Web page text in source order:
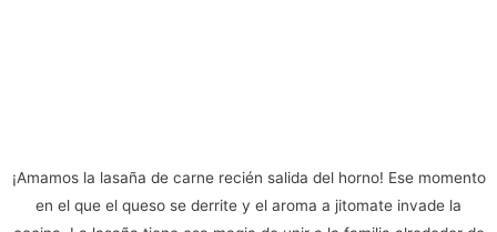
¡Amamos la lasaña de carne recién salida del horno! Ese momento
en el que el queso se derrite y el aroma a jitomate invade la